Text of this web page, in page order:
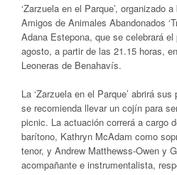
‘Zarzuela en el Parque’, organizado
Amigos de Animales Abandonados
Adana Estepona, que se celebrará
agosto, a partir de las 21.15 horas,
Leoneras de Benahavís.
La ‘Zarzuela en el Parque’ abrirá
se recomienda llevar un cojín para
picnic. La actuación correrá a cargo
barítono, Kathryn McAdam como
tenor, y Andrew Matthewss-Owen y
acompañante e instrumentalista,